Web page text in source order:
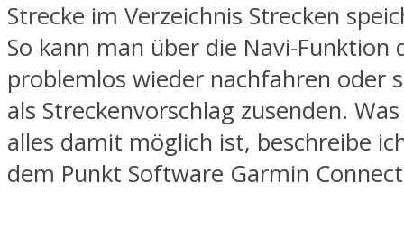
Strecke im Verzeichnis Strecken
So kann man über die Navi-Funktion
problemlos wieder nachfahren oder
als Streckenvorschlag zusenden.
alles damit möglich ist, beschreibe
dem Punkt Software Garmin